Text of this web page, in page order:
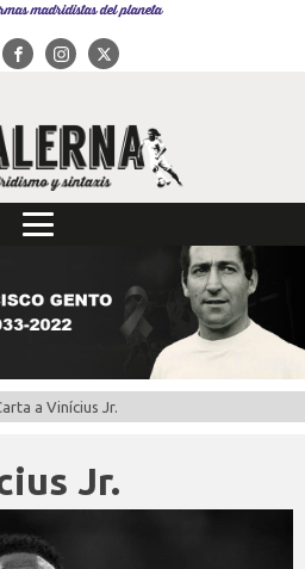
madridistas del planeta
a Vinícius Jr.
Jr.